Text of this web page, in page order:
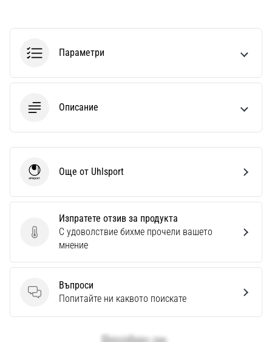
Параметри
Описание
Изпратете отзив за продукта
Изпратете отзив за продукта
С удоволствие бихме прочели вашето
мнение
Въпроси
Въпроси
Попитайте ни каквото поискате
UhlsportОще от Uhlsport